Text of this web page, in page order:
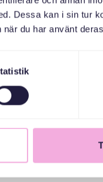
Dessa kan i sin tur
du har använt